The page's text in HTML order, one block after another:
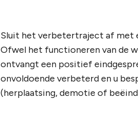
Sluit het verbetertraject af met
Ofwel het functioneren van de
ontvangt een positief
onvoldoende verbeterd en u
(herplaatsing, demotie of